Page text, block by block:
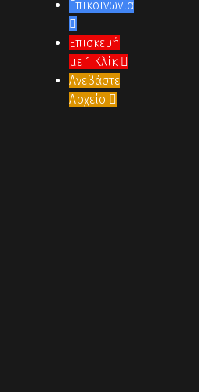
Επικοινωνία

Επισκευή
με 1 Κλίκ 
Ανεβάστε
Αρχείο 